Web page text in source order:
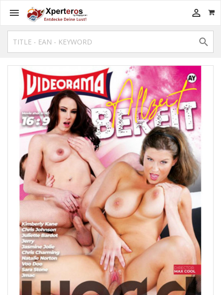
 
